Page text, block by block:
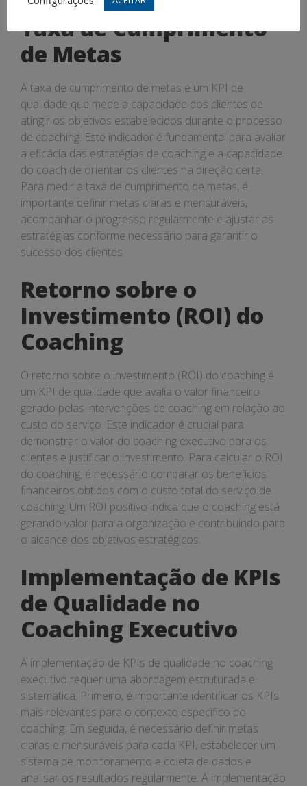
Taxa de Cumprimento
de Metas
A taxa de cumprimento de metas é um KPI de
qualidade que mede a capacidade dos clientes de
atingir os objetivos estabelecidos durante o processo
de coaching. Este indicador é fundamental para avaliar
a eficácia das estratégias de coaching e a capacidade
do coach de orientar os clientes na direção certa.
Para medir a taxa de cumprimento de metas, é
importante definir metas claras e mensuráveis,
acompanhar o progresso regularmente e ajustar as
estratégias conforme necessário para garantir o
sucesso dos clientes.
Retorno sobre o
Investimento (ROI) do
Coaching
O retorno sobre o investimento (ROI) do coaching é
um KPI de qualidade que avalia o valor financeiro
gerado pelas intervenções de coaching em relação ao
custo do serviço. Este indicador é crucial para
demonstrar o valor do coaching executivo para os
clientes e justificar o investimento. Para calcular o ROI
do coaching, é necessário comparar os benefícios
financeiros obtidos com o custo total do serviço de
coaching. Um ROI positivo indica que o coaching está
gerando valor para a organização e contribuindo para
o alcance dos objetivos estratégicos.
Implementação de KPIs
de Qualidade no
Coaching Executivo
A implementação de KPIs de qualidade no coaching
executivo requer uma abordagem estruturada e
sistemática. Primeiro, é importante identificar os KPIs
mais relevantes para o contexto específico do
coaching. Em seguida, é necessário definir metas
claras e mensuráveis para cada KPI, estabelecer um
sistema de monitoramento e coleta de dados e
analisar os resultados regularmente. A implementação